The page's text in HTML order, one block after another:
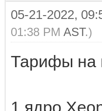
05-21-2022,
01:38 PM AST.)
Тарифы на
1 ядро